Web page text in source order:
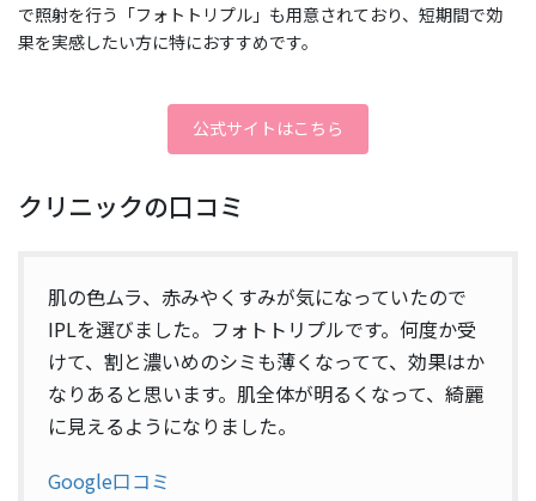
で照射を行う「フォトトリプル」も用意されており、短期間で効
果を実感したい方に特におすすめです。
公式サイトはこちら
クリニックの口コミ
肌の色ムラ、赤みやくすみが気になっていたので
IPLを選びました。フォトトリプルです。何度か受
けて、割と濃いめのシミも薄くなってて、効果はか
なりあると思います。肌全体が明るくなって、綺麗
に見えるようになりました。
Google口コミ